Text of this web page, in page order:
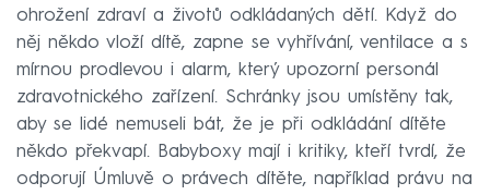
ohrožení zdraví a životů odkládaných dětí. Když do
něj někdo vloží dítě, zapne se vyhřívání, ventilace a s
mírnou prodlevou i alarm, který upozorní personál
zdravotnického zařízení. Schránky jsou umístěny tak,
aby se lidé nemuseli bát, že je při odkládání dítěte
někdo překvapí. Babyboxy mají i kritiky, kteří tvrdí, že
odporují Úmluvě o právech dítěte, například právu na